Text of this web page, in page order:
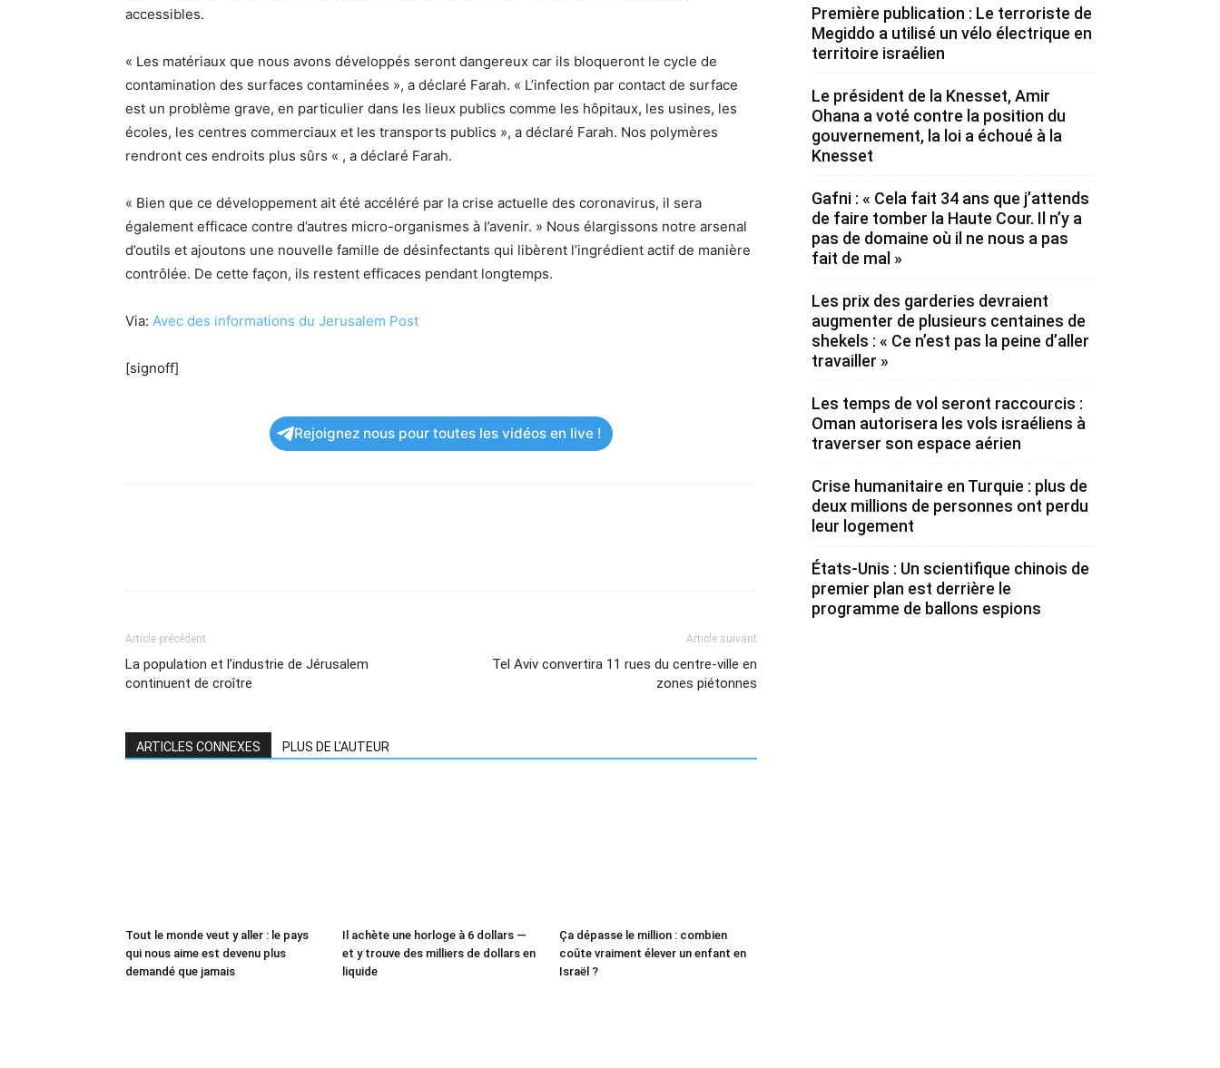
accessibles.
« Les matériaux que nous avons développés seront dangereux car ils bloqueront le cycle de
contamination des surfaces contaminées », a déclaré Farah. « L’infection par contact de surface
est un problème grave, en particulier dans les lieux publics comme les hôpitaux, les usines, les
écoles, les centres commerciaux et les transports publics », a déclaré Farah. Nos polymères
rendront ces endroits plus sûrs « , a déclaré Farah.
« Bien que ce développement ait été accéléré par la crise actuelle des coronavirus, il sera
également efficace contre d’autres micro-organismes à l’avenir. » Nous élargissons notre arsenal
d’outils et ajoutons une nouvelle famille de désinfectants qui libèrent l’ingrédient actif de manière
contrôlée. De cette façon, ils restent efficaces pendant longtemps.
Via: Avec des informations du Jerusalem Post
[signoff]
Rejoignez nous pour toutes les vidéos en live !
Article précédent
La population et l’industrie de Jérusalem
continuent de croître
Article suivant
Tel Aviv convertira 11 rues du centre-ville en
zones piétonnes
ARTICLES CONNEXES PLUS DE L'AUTEUR
Tout le monde veut y aller : le pays
qui nous aime est devenu plus
demandé que jamais
Il achète une horloge à 6 dollars —
et y trouve des milliers de dollars en
liquide
Ça dépasse le million : combien
coûte vraiment élever un enfant en
Israël ?
Première publication : Le terroriste de
Megiddo a utilisé un vélo électrique en
territoire israélien
Le président de la Knesset, Amir
Ohana a voté contre la position du
gouvernement, la loi a échoué à la
Knesset
Gafni : « Cela fait 34 ans que j’attends
de faire tomber la Haute Cour. Il n’y a
pas de domaine où il ne nous a pas
fait de mal »
Les prix des garderies devraient
augmenter de plusieurs centaines de
shekels : « Ce n’est pas la peine d’aller
travailler »
Les temps de vol seront raccourcis :
Oman autorisera les vols israéliens à
traverser son espace aérien
Crise humanitaire en Turquie : plus de
deux millions de personnes ont perdu
leur logement
États-Unis : Un scientifique chinois de
premier plan est derrière le
programme de ballons espions